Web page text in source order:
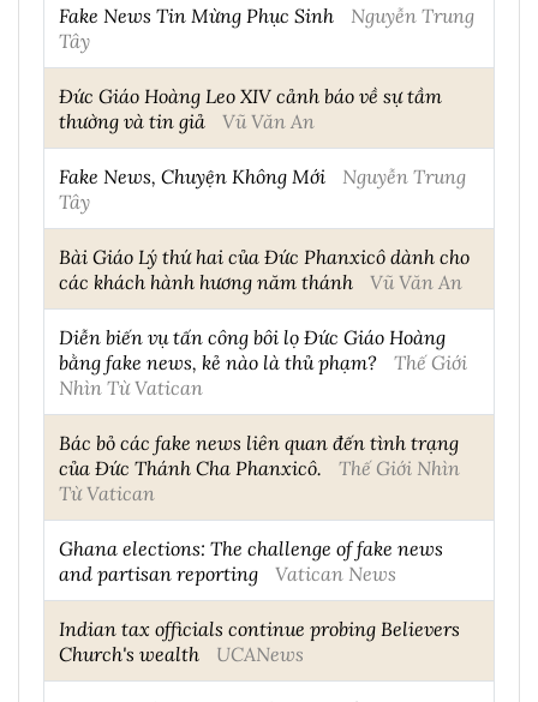
Fake News Tin Mừng Phục Sinh
Nguyễn Trung
Tây
Đức Giáo Hoàng Leo XIV cảnh báo về sự tầm
thường và tin giả
Vũ Văn An
Fake News, Chuyện Không Mới
Nguyễn Trung
Tây
Bài Giáo Lý thứ hai của Đức Phanxicô dành cho
các khách hành hương năm thánh
Vũ Văn An
Diễn biến vụ tấn công bôi lọ Đức Giáo Hoàng
bằng fake news, kẻ nào là thủ phạm?
Thế Giới
Nhìn Từ Vatican
Bác bỏ các fake news liên quan đến tình trạng
của Đức Thánh Cha Phanxicô.
Thế Giới Nhìn
Từ Vatican
Ghana elections: The challenge of fake news
and partisan reporting
Vatican News
Indian tax officials continue probing Believers
Church's wealth
UCANews